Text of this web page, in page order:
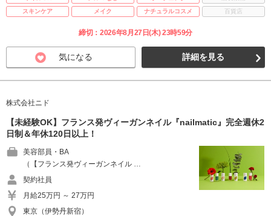
スキンケア
メイク ナチュラルコスメ 百貨店
締切：2026年8月27日(木) 23時59分
気になる 詳細を見る
株式会社ニド
【未経験OK】フランス発ヴィーガンネイル『nailmatic』完全週休2
日制＆年休120日以上！
美容部員・BA
（【フランス発ヴィーガンネイル …
契約社員
月給25万円 ～ 27万円
東京（伊勢丹新宿）